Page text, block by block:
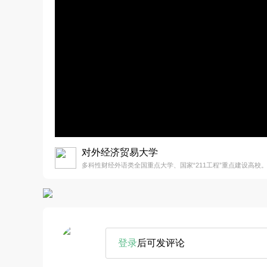
对外经济贸易大学
多科性财经外语类全国重点大学、国家“211工程”重点建设高校。
登录后可发评论